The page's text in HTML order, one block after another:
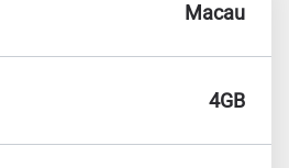
Macau
4GB